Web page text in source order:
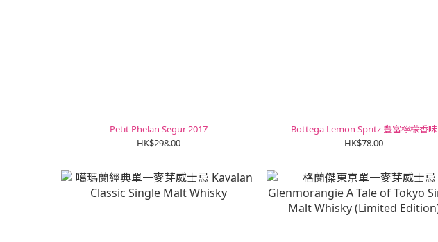
Petit Phelan Segur 2017
HK$298.00
Bottega Lemon Spritz 豐富檸檬香味
HK$78.00